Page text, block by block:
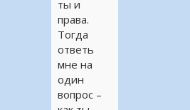
ты и
права.
Тогда
ответь
мне на
один
вопрос –